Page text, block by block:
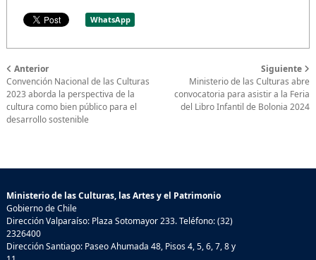
WhatsApp
Anterior
Convención Nacional de las Culturas
2023 aborda la perspectiva de la
cultura como bien público para el
desarrollo sostenible
Siguiente
Ministerio de las Culturas abre
convocatoria para asistir a la Feria
del Libro Infantil de Bolonia 2024
Ministerio de las Culturas, las Artes y el Patrimonio
Gobierno de Chile
Dirección Valparaíso: Plaza Sotomayor 233. Teléfono: (32)
2326400
Dirección Santiago: Paseo Ahumada 48, Pisos 4, 5, 6, 7, 8 y